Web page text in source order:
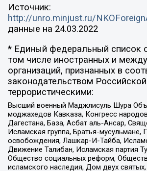
Источник:
http://unro.minjust.ru/
данные на 24.03.2022
* Единый федеральный список
том числе иностранных и
организаций, признанных в
законодательством
террористическими:
Высший военный Маджлисуль Шура
моджахедов Кавказа, Конгресс
Дагестана, База, Асбат аль-Ансар,
Исламская группа, Братья-мусульмане,
освобождения, Лашкар-И-Тайба,
Движение Талибан, Исламская партия
Общество социальных реформ,
исламского наследия, Дом двух